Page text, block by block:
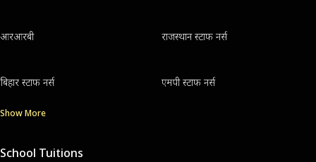
आरआरबी राजस्थान स्टाफ नर्स
बिहार स्टाफ नर्स एमपी स्टाफ नर्स
Show More
School Tuitions